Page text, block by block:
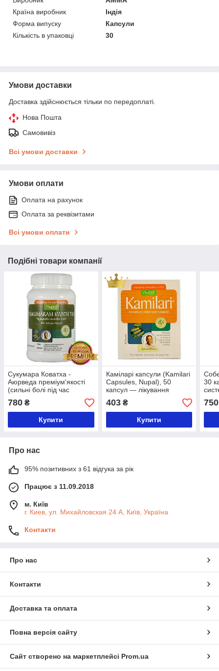
Країна виробник
Індія
Форма випуску
Капсули
Кількість в упаковці
30
Умови доставки
Доставка здійснюється тільки по передоплаті.
Нова Пошта
Самовивіз
Всі умови доставки
Умови оплати
Оплата на рахунок
Оплата за реквізитами
Всі умови оплати
Подібні товари компанії
Сукумара Коватха -
Аюрведа преміум'якості
(сильні болі під час
менструації), 100 таблеток
780 ₴
Купити
Каміларі капсули (Kamilari
Capsules, Nupal), 50
капсул — лікування
печінки, натур.
гепатопротектор і
антиоксидант
403₴
Купити
30
750
Про нас
95% позитивних з 61 відгука за рік
Працює з 11.09.2018
м. Київ
г. Киев, ул. Михайловская 24 А, Київ, Україна
Контакти
Про нас
Контакти
Доставка та оплата
Повна версія сайту
Сайт створено на маркетплейсі Prom.ua